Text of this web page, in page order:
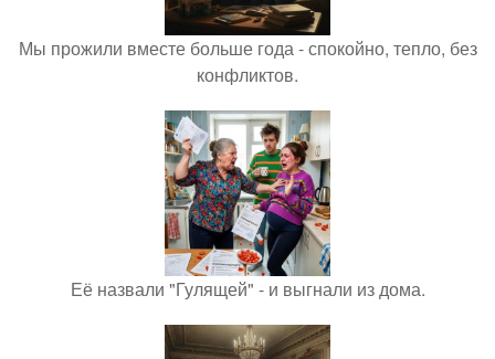
Мы прожили вместе больше года - спокойно, тепло, без
конфликтов.
Её назвали "Гулящей" - и выгнали из дома.